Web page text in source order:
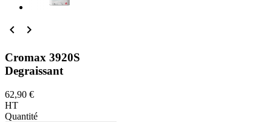
 
Cromax 3920S
Degraissant
62,90 €
HT
Quantité